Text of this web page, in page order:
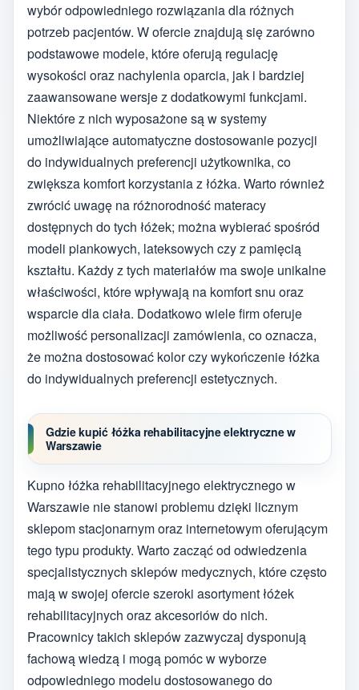
wybór odpowiedniego rozwiązania dla różnych
potrzeb pacjentów. W ofercie znajdują się zarówno
podstawowe modele, które oferują regulację
wysokości oraz nachylenia oparcia, jak i bardziej
zaawansowane wersje z dodatkowymi funkcjami.
Niektóre z nich wyposażone są w systemy
umożliwiające automatyczne dostosowanie pozycji
do indywidualnych preferencji użytkownika, co
zwiększa komfort korzystania z łóżka. Warto również
zwrócić uwagę na różnorodność materacy
dostępnych do tych łóżek; można wybierać spośród
modeli piankowych, lateksowych czy z pamięcią
kształtu. Każdy z tych materiałów ma swoje unikalne
właściwości, które wpływają na komfort snu oraz
wsparcie dla ciała. Dodatkowo wiele firm oferuje
możliwość personalizacji zamówienia, co oznacza,
że można dostosować kolor czy wykończenie łóżka
do indywidualnych preferencji estetycznych.
Gdzie kupić łóżka rehabilitacyjne elektryczne w
Warszawie
Kupno łóżka rehabilitacyjnego elektrycznego w
Warszawie nie stanowi problemu dzięki licznym
sklepom stacjonarnym oraz internetowym oferującym
tego typu produkty. Warto zacząć od odwiedzenia
specjalistycznych sklepów medycznych, które często
mają w swojej ofercie szeroki asortyment łóżek
rehabilitacyjnych oraz akcesoriów do nich.
Pracownicy takich sklepów zazwyczaj dysponują
fachową wiedzą i mogą pomóc w wyborze
odpowiedniego modelu dostosowanego do